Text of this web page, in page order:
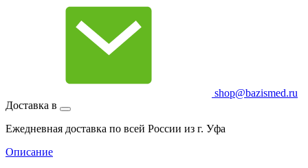
shop@bazismed.ru
Доставка в
Ежедневная доставка по всей России из г. Уфа
Описание